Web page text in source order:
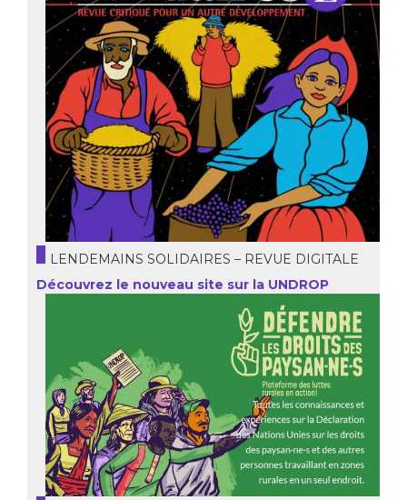
LENDEMAINS SOLIDAIRES – REVUE DIGITALE
Découvrez le nouveau site sur la UNDROP